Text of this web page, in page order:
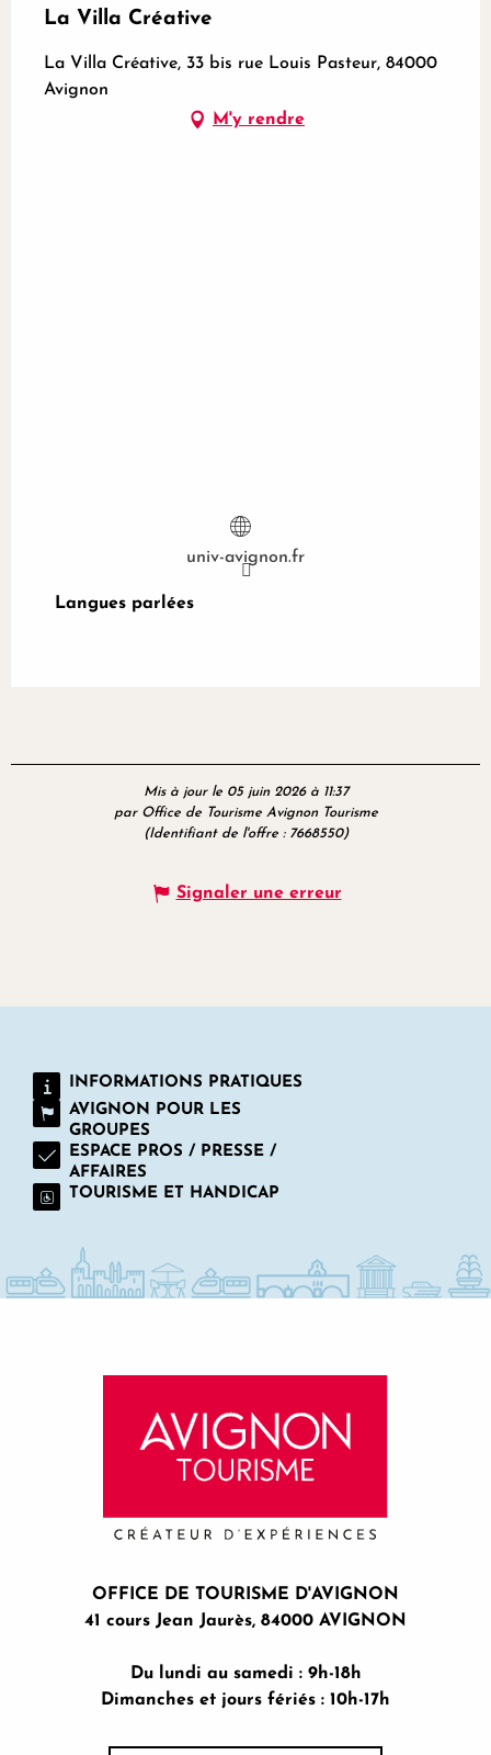
La Villa Créative
La Villa Créative, 33 bis rue Louis Pasteur, 84000
Avignon
M'y rendre
univ-avignon.fr
Langues parlées
Langues parlées
Mis à jour le 05 juin 2026 à 11:37
par Office de Tourisme Avignon Tourisme
(Identifiant de l'offre : 7668550)
Signaler une erreur
INFORMATIONS PRATIQUES
AVIGNON POUR LES
GROUPES
ESPACE PROS / PRESSE /
AFFAIRES
TOURISME ET HANDICAP
OFFICE DE TOURISME D'AVIGNON
41 cours Jean Jaurès, 84000 AVIGNON
Du lundi au samedi : 9h-18h
Dimanches et jours fériés : 10h-17h